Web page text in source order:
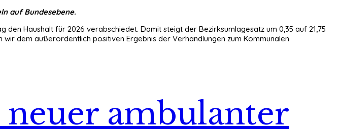
auf Bundesebene.
Haushalt für 2026 verabschiedet. Damit steigt der Bezirksumlagesatz um 0,35 auf 21,75
dem außerordentlich positiven Ergebnis der Verhandlungen zum Kommunalen
ambulanter